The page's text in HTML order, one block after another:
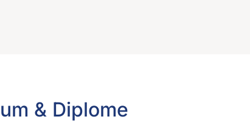
& Diplome